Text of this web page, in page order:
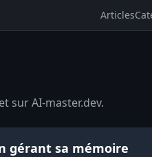
Articles
sur AI-master.dev.
gérant sa mémoire